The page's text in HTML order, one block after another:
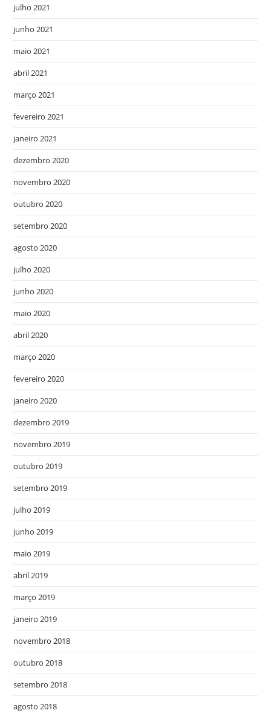
julho 2021
junho 2021
maio 2021
abril 2021
março 2021
fevereiro 2021
janeiro 2021
dezembro 2020
novembro 2020
outubro 2020
setembro 2020
agosto 2020
julho 2020
junho 2020
maio 2020
abril 2020
março 2020
fevereiro 2020
janeiro 2020
dezembro 2019
novembro 2019
outubro 2019
setembro 2019
julho 2019
junho 2019
maio 2019
abril 2019
março 2019
janeiro 2019
novembro 2018
outubro 2018
setembro 2018
agosto 2018